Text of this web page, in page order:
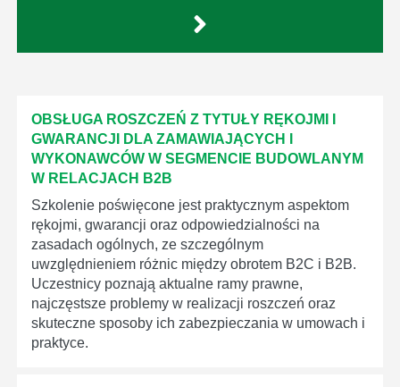
OBSŁUGA ROSZCZEŃ Z TYTUŁY RĘKOJMI I
GWARANCJI DLA ZAMAWIAJĄCYCH I
WYKONAWCÓW W SEGMENCIE BUDOWLANYM
W RELACJACH B2B
Szkolenie poświęcone jest praktycznym aspektom
rękojmi, gwarancji oraz odpowiedzialności na
zasadach ogólnych, ze szczególnym
uwzględnieniem różnic między obrotem B2C i B2B.
Uczestnicy poznają aktualne ramy prawne,
najczęstsze problemy w realizacji roszczeń oraz
skuteczne sposoby ich zabezpieczania w umowach i
praktyce.